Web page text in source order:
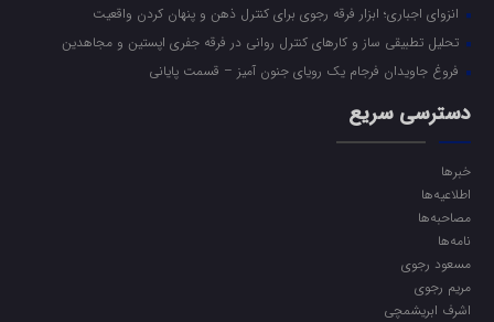
انزوای اجباری؛ ابزار فرقه رجوی برای کنترل ذهن و پنهان کردن واقعیت
تحلیل تطبیقی ساز و کارهای کنترل روانی در فرقه جفری اپستین و مجاهدین
فروغ جاویدان فرجام یک رویای جنون آمیز – قسمت پایانی
دسترسی سریع
خبرها
اطلاعیه‌ها
مصاحبه‌ها
نامه‌ها
مسعود رجوی
مریم رجوی
اشرف ابریشمچی